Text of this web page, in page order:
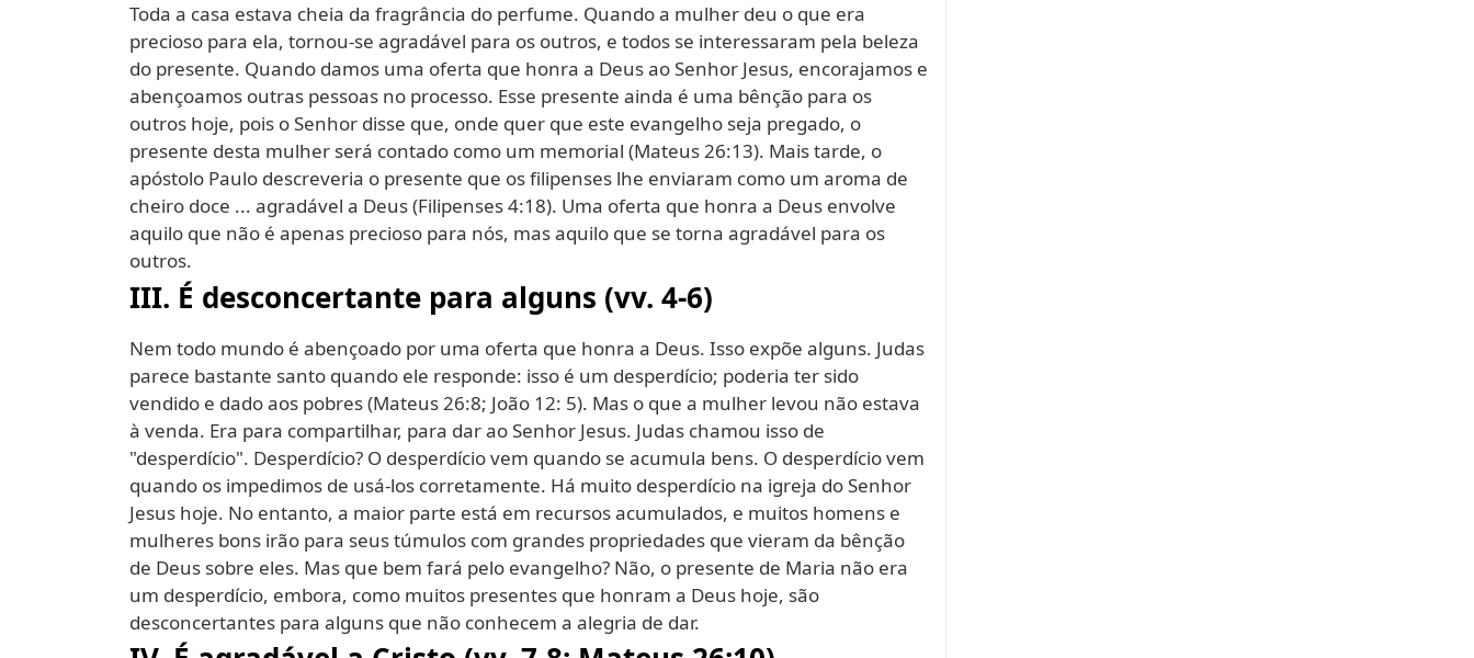
Toda a casa estava cheia da fragrância do perfume. Quando a mulher deu o que era
precioso para ela, tornou-se agradável para os outros, e todos se interessaram pela beleza
do presente. Quando damos uma oferta que honra a Deus ao Senhor Jesus, encorajamos e
abençoamos outras pessoas no processo. Esse presente ainda é uma bênção para os
outros hoje, pois o Senhor disse que, onde quer que este evangelho seja pregado, o
presente desta mulher será contado como um memorial (Mateus 26:13). Mais tarde, o
apóstolo Paulo descreveria o presente que os filipenses lhe enviaram como um aroma de
cheiro doce ... agradável a Deus (Filipenses 4:18). Uma oferta que honra a Deus envolve
aquilo que não é apenas precioso para nós, mas aquilo que se torna agradável para os
outros.
III. É desconcertante para alguns (vv. 4-6)
Nem todo mundo é abençoado por uma oferta que honra a Deus. Isso expõe alguns. Judas
parece bastante santo quando ele responde: isso é um desperdício; poderia ter sido
vendido e dado aos pobres (Mateus 26:8; João 12: 5). Mas o que a mulher levou não estava
à venda. Era para compartilhar, para dar ao Senhor Jesus. Judas chamou isso de
"desperdício". Desperdício? O desperdício vem quando se acumula bens. O desperdício vem
quando os impedimos de usá-los corretamente. Há muito desperdício na igreja do Senhor
Jesus hoje. No entanto, a maior parte está em recursos acumulados, e muitos homens e
mulheres bons irão para seus túmulos com grandes propriedades que vieram da bênção
de Deus sobre eles. Mas que bem fará pelo evangelho? Não, o presente de Maria não era
um desperdício, embora, como muitos presentes que honram a Deus hoje, são
desconcertantes para alguns que não conhecem a alegria de dar.